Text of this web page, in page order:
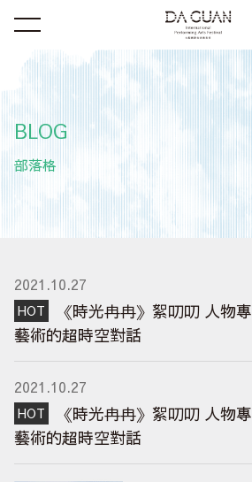
BLOG
部落格
2021.10.27
《時光冉冉》絮叨叨 人物
藝術的超時空對話
2021.10.27
《時光冉冉》絮叨叨 人物
藝術的超時空對話